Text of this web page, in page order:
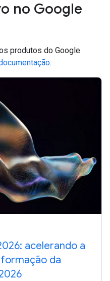
no Google
produtos do Google
.
acelerando a
da